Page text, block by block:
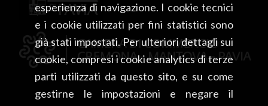
esperienza di navigazione. I cookie tecnici
e i cookie utilizzati per fini statistici sono
già stati impostati. Per ulteriori dettagli sui
cookie, compresi i cookie analytics di terze
parti utilizzati da questo sito, e su come
gestirne le impostazioni e negare il